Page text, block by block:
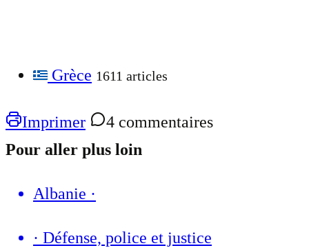
Grèce 1611 articles
Imprimer
4 commentaires
Pour aller plus loin
Albanie ·
· Défense, police et justice